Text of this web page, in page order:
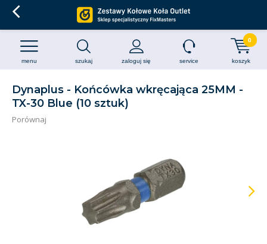
szukaj zaloguj się
menu service koszyk
0
Dynaplus - Końcówka wkręcająca 25MM -
TX-30 Blue (10 sztuk)
Porównaj